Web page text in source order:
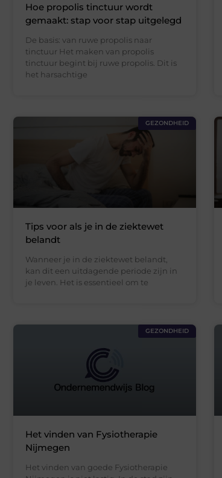
Hoe propolis tinctuur wordt
gemaakt: stap voor stap uitgelegd
De basis: van ruwe propolis naar
tinctuur Het maken van propolis
tinctuur begint bij ruwe propolis. Dit is
het harsachtige
GEZONDHEID
Tips voor als je in de ziektewet
belandt
Wanneer je in de ziektewet belandt,
kan dit een uitdagende periode zijn in
je leven. Het is essentieel om te
GEZONDHEID
Het vinden van Fysiotherapie
Nijmegen
Het vinden van goede Fysiotherapie